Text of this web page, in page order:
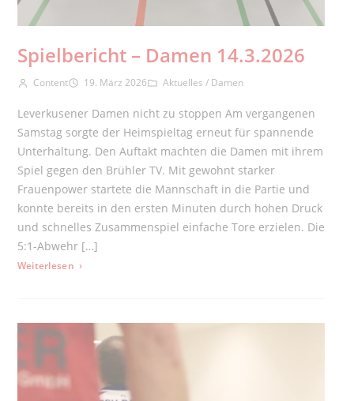
Spielbericht – Damen 14.3.2026
Beitrags-Autor:
ContentBeitrag veröffentlicht:
19. März 2026Beitrags-Kategorie:
Aktuelles / Damen
Leverkusener Damen nicht zu stoppen Am vergangenen
Samstag sorgte der Heimspieltag erneut für spannende
Unterhaltung. Den Auftakt machten die Damen mit ihrem
Spiel gegen den Brühler TV. Mit gewohnt starker
Frauenpower startete die Mannschaft in die Partie und
konnte bereits in den ersten Minuten durch hohen Druck
und schnelles Zusammenspiel einfache Tore erzielen. Die
5:1-Abwehr […]
Weiterlesen: Spielbericht – Damen 14.3.2026